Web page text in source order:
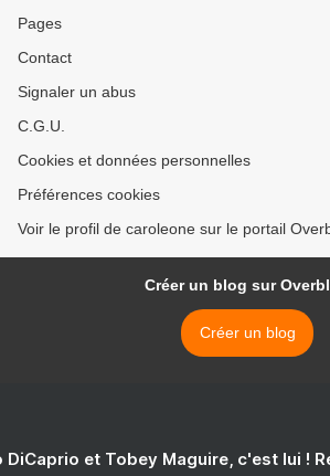
Pages
Contact
Signaler un abus
C.G.U.
Cookies et données personnelles
Préférences cookies
Voir le profil de caroleone sur le portail
Créer un blog sur
Créer un blog
DiCaprio et Tobey Maguire, c'est lui !